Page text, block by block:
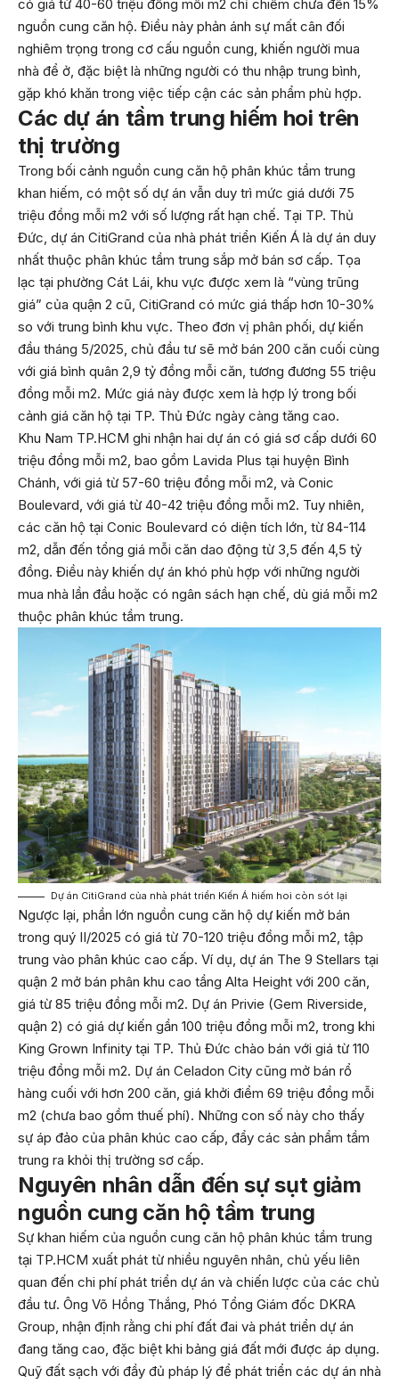
có giá từ 40-60 triệu đồng mỗi m2 chỉ chiếm chưa đến 15%
nguồn cung căn hộ. Điều này phản ánh sự mất cân đối
nghiêm trọng trong cơ cấu nguồn cung, khiến người mua
nhà để ở, đặc biệt là những người có thu nhập trung bình,
gặp khó khăn trong việc tiếp cận các sản phẩm phù hợp.
Các dự án tầm trung hiếm hoi trên
thị trường
Trong bối cảnh nguồn cung căn hộ phân khúc tầm trung
khan hiếm, có một số dự án vẫn duy trì mức giá dưới 75
triệu đồng mỗi m2 với số lượng rất hạn chế. Tại TP. Thủ
Đức, dự án CitiGrand của nhà phát triển Kiến Á là dự án duy
nhất thuộc phân khúc tầm trung sắp mở bán sơ cấp. Tọa
lạc tại phường Cát Lái, khu vực được xem là “vùng trũng
giá” của quận 2 cũ, CitiGrand có mức giá thấp hơn 10-30%
so với trung bình khu vực. Theo đơn vị phân phối, dự kiến
đầu tháng 5/2025, chủ đầu tư sẽ mở bán 200 căn cuối cùng
với giá bình quân 2,9 tỷ đồng mỗi căn, tương đương 55 triệu
đồng mỗi m2. Mức giá này được xem là hợp lý trong bối
cảnh giá căn hộ tại TP. Thủ Đức ngày càng tăng cao.
Khu Nam TP.HCM ghi nhận hai dự án có giá sơ cấp dưới 60
triệu đồng mỗi m2, bao gồm Lavida Plus tại huyện Bình
Chánh, với giá từ 57-60 triệu đồng mỗi m2, và Conic
Boulevard, với giá từ 40-42 triệu đồng mỗi m2. Tuy nhiên,
các căn hộ tại Conic Boulevard có diện tích lớn, từ 84-114
m2, dẫn đến tổng giá mỗi căn dao động từ 3,5 đến 4,5 tỷ
đồng. Điều này khiến dự án khó phù hợp với những người
mua nhà lần đầu hoặc có ngân sách hạn chế, dù giá mỗi m2
thuộc phân khúc tầm trung.
Dự án CitiGrand của nhà phát triển Kiến Á hiếm hoi còn sót lại
Ngược lại, phần lớn nguồn cung căn hộ dự kiến mở bán
trong quý II/2025 có giá từ 70-120 triệu đồng mỗi m2, tập
trung vào phân khúc cao cấp. Ví dụ, dự án The 9 Stellars tại
quận 2 mở bán phân khu cao tầng Alta Height với 200 căn,
giá từ 85 triệu đồng mỗi m2. Dự án Privie (Gem Riverside,
quận 2) có giá dự kiến gần 100 triệu đồng mỗi m2, trong khi
King Grown Infinity tại TP. Thủ Đức chào bán với giá từ 110
triệu đồng mỗi m2. Dự án Celadon City cũng mở bán rổ
hàng cuối với hơn 200 căn, giá khởi điểm 69 triệu đồng mỗi
m2 (chưa bao gồm thuế phí). Những con số này cho thấy
sự áp đảo của phân khúc cao cấp, đẩy các sản phẩm tầm
trung ra khỏi thị trường sơ cấp.
Nguyên nhân dẫn đến sự sụt giảm
nguồn cung căn hộ tầm trung
Sự khan hiếm của nguồn cung căn hộ phân khúc tầm trung
tại TP.HCM xuất phát từ nhiều nguyên nhân, chủ yếu liên
quan đến chi phí phát triển dự án và chiến lược của các chủ
đầu tư. Ông Võ Hồng Thắng, Phó Tổng Giám đốc DKRA
Group, nhận định rằng chi phí đất đai và phát triển dự án
đang tăng cao, đặc biệt khi bảng giá đất mới được áp dụng.
Quỹ đất sạch với đầy đủ pháp lý để phát triển các dự án nhà